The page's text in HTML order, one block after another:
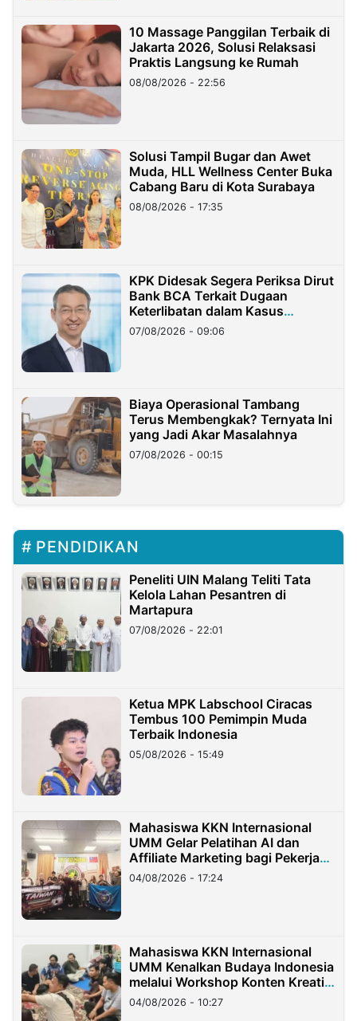
10 Massage Panggilan Terbaik di
Jakarta 2026, Solusi Relaksasi
Praktis Langsung ke Rumah
08/08/2026 - 22:56
Solusi Tampil Bugar dan Awet
Muda, HLL Wellness Center Buka
Cabang Baru di Kota Surabaya
08/08/2026 - 17:35
KPK Didesak Segera Periksa Dirut
Bank BCA Terkait Dugaan
Keterlibatan dalam Kasus
Hilangnya Dana Nasabah Rp2,58
Miliar
07/08/2026 - 09:06
Biaya Operasional Tambang
Terus Membengkak? Ternyata Ini
yang Jadi Akar Masalahnya
07/08/2026 - 00:15
PENDIDIKAN
Peneliti UIN Malang Teliti Tata
Kelola Lahan Pesantren di
Martapura
07/08/2026 - 22:01
Ketua MPK Labschool Ciracas
Tembus 100 Pemimpin Muda
Terbaik Indonesia
05/08/2026 - 15:49
Mahasiswa KKN Internasional
UMM Gelar Pelatihan AI dan
Affiliate Marketing bagi Pekerja
Migran Indonesia di Taiwan
04/08/2026 - 17:24
Mahasiswa KKN Internasional
UMM Kenalkan Budaya Indonesia
melalui Workshop Konten Kreatif
di Taiwan
04/08/2026 - 10:27